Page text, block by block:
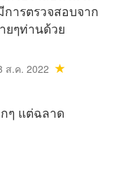
ารตรวจสอบจาก
ยๆท่านด้วย
ส.ค. 2022
ๆ แต่ฉลาด